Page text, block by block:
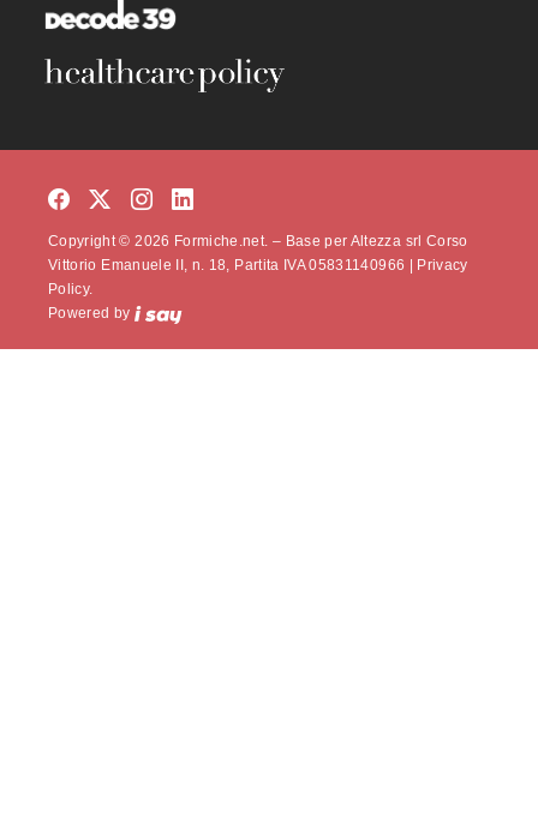
Copyright © 2026 Formiche.net. – Base per Altezza srl Corso
Vittorio Emanuele II, n. 18, Partita IVA 05831140966 |
Privacy
Policy.
Powered by